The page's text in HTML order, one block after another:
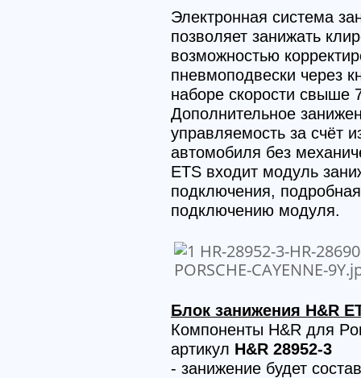
Электронная система
позволяет занижать
возможностью
пневмоподвески через
наборе скорости свыше
Дополнительное
управляемость за счёт
автомобиля без
ETS входит модуль
подключения,
подключению модуля.
Блок занижения H&R
Компоненты H&R для
артикул H&R 28952-3
- занижение будет